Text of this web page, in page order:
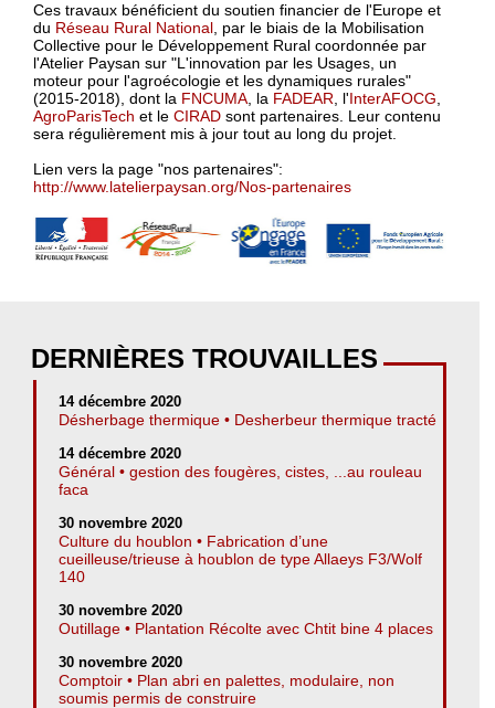
Ces travaux bénéficient du soutien financier de l'Europe et
du Réseau Rural National, par le biais de la Mobilisation
Collective pour le Développement Rural coordonnée par
l'Atelier Paysan sur "L'innovation par les Usages, un
moteur pour l'agroécologie et les dynamiques rurales"
(2015-2018), dont la FNCUMA, la FADEAR, l'InterAFOCG,
AgroParisTech et le CIRAD sont partenaires. Leur contenu
sera régulièrement mis à jour tout au long du projet.
Lien vers la page "nos partenaires":
http://www.latelierpaysan.org/Nos-partenaires
DERNIÈRES TROUVAILLES
14 décembre 2020
Désherbage thermique • Desherbeur thermique tracté
14 décembre 2020
Général • gestion des fougères, cistes, ...au rouleau
faca
30 novembre 2020
Culture du houblon • Fabrication d’une
cueilleuse/trieuse à houblon de type Allaeys F3/Wolf
140
30 novembre 2020
Outillage • Plantation Récolte avec Chtit bine 4 places
30 novembre 2020
Comptoir • Plan abri en palettes, modulaire, non
soumis permis de construire